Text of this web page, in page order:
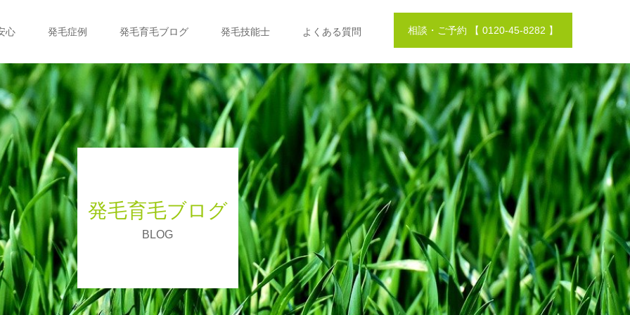
相談・ご予約 【 0120-45-8282 】
心 発毛症例 発毛育毛ブログ 発毛技能士 よくある質問
発毛育毛ブログ
BLOG